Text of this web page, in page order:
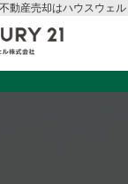
動産売却はハウスウェル